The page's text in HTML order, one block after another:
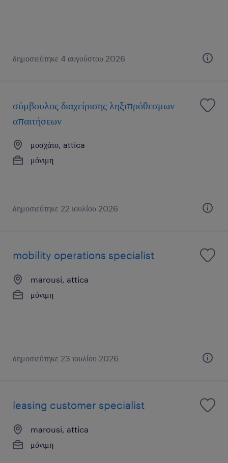
δημοσιεύτηκε 4 αυγούστου 2026
σύμβουλος διαχείρισης ληξιπρόθεσμων
απαιτήσεων
μοσχάτο, attica
μόνιμη
δημοσιεύτηκε 22 ιουλίου 2026
mobility operations specialist
marousi, attica
μόνιμη
δημοσιεύτηκε 23 ιουλίου 2026
leasing customer specialist
marousi, attica
μόνιμη